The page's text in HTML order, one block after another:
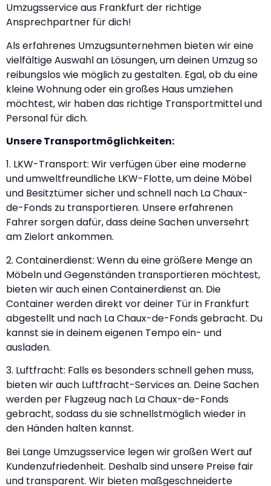
Umzugsservice aus Frankfurt der richtige
Ansprechpartner für dich!
Als erfahrenes Umzugsunternehmen bieten wir eine
vielfältige Auswahl an Lösungen, um deinen Umzug so
reibungslos wie möglich zu gestalten. Egal, ob du eine
kleine Wohnung oder ein großes Haus umziehen
möchtest, wir haben das richtige Transportmittel und
Personal für dich.
Unsere Transportmöglichkeiten:
1. LKW-Transport: Wir verfügen über eine moderne
und umweltfreundliche LKW-Flotte, um deine Möbel
und Besitztümer sicher und schnell nach La Chaux-
de-Fonds zu transportieren. Unsere erfahrenen
Fahrer sorgen dafür, dass deine Sachen unversehrt
am Zielort ankommen.
2. Containerdienst: Wenn du eine größere Menge an
Möbeln und Gegenständen transportieren möchtest,
bieten wir auch einen Containerdienst an. Die
Container werden direkt vor deiner Tür in Frankfurt
abgestellt und nach La Chaux-de-Fonds gebracht. Du
kannst sie in deinem eigenen Tempo ein- und
ausladen.
3. Luftfracht: Falls es besonders schnell gehen muss,
bieten wir auch Luftfracht-Services an. Deine Sachen
werden per Flugzeug nach La Chaux-de-Fonds
gebracht, sodass du sie schnellstmöglich wieder in
den Händen halten kannst.
Bei Lange Umzugsservice legen wir großen Wert auf
Kundenzufriedenheit. Deshalb sind unsere Preise fair
und transparent. Wir bieten maßgeschneiderte